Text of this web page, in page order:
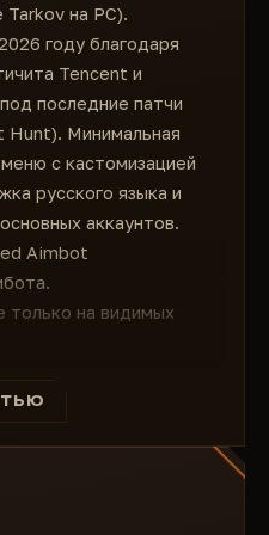
Top)
на PC).
году благодаря
Tencent и
последние патчи
Hunt). Минимальная
с кастомизацией
русского языка и
аккаунтов.
Aimbot
только на видимых
FOV и линии к
скорости и